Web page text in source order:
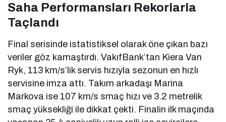
Saha Performansları Rekorlarla
Taçlandı
Final serisinde istatistiksel olarak öne çıkan bazı
veriler göz kamaştırdı. VakıfBank’tan Kiera Van
Ryk, 113 km/s’lik servis hızıyla sezonun en hızlı
servisine imza attı. Takım arkadaşı Marina
Markova ise 107 km/s smaç hızı ve 3.2 metrelik
smaç yüksekliği ile dikkat çekti. Finalin ilk maçında